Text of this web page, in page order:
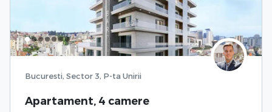
Bucuresti, Sector 3, P-ta Unirii
Apartament, 4 camere